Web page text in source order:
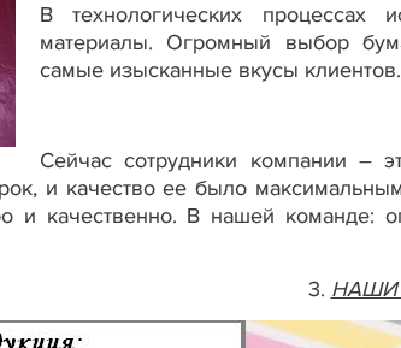
В технологических процессах
материалы. Огромный выбор
самые изысканные вкусы клиентов.
Сейчас сотрудники компании –
и качество ее было
и качественно. В нашей команде:
3. НАШИ